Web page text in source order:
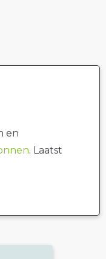
en
. Laatst